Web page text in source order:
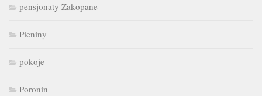
pensjonaty Zakopane
Pieniny
pokoje
Poronin